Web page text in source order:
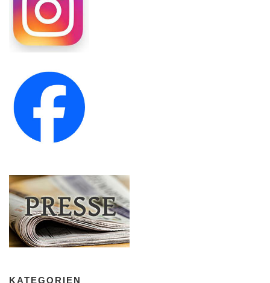
KATEGORIEN